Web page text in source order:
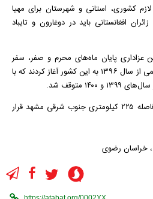
کشوری، استانی و شهرستان برای مهیا
افغانستانی باید در دوغارون و تایباد
عزاداری پایان ماه‌های محرم و صفر، سفر
خود از مرز دوغارون را به صورت رسمی از سال ۱۳۹۶ به این کشور آغاز کردند که با
متوقف شد.
شهرستان ۱۵۱ هزار نفری تایباد در فاصله ۲۲۵ کیلومتری جنوب شرقی مشهد قرار
، خراسان رضوی